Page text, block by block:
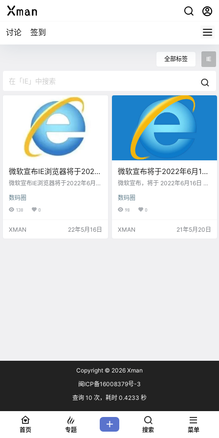
讨论 签到
全部标签 IE
微软宣布IE浏览器将于2022
年6月16日正式退役
微软宣布IE浏览器将于2022年6月16
浏览器接棒。 ​​​
数码圈
138 0
XMAN 22年5月16日
微软宣布将于2022年6月15
日终止IE浏览器服务支持
微软宣布，将于 2022年6月16日 结
E11）的支持，并鼓励用户使用 "Mi
crosoft Edge "作为后续浏览器。 微
模式”，而“IE模式”的技术支持最少
数码圈
98 0
XMAN 21年5月20日
Copyright © 2026 Xman
闽ICP备16008379号-3
查询 10 次，耗时 0.4233 秒
首页 专题 搜索 菜单